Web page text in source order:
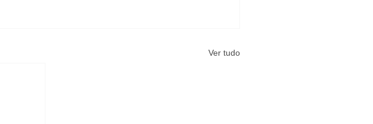
Ver tudo